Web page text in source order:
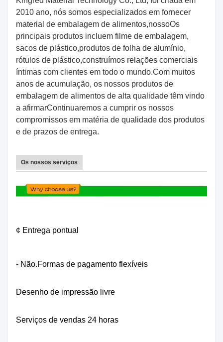
2010 ano, nós somos especializados em fornecer
material de embalagem de alimentos,nossoOs
principais produtos incluem filme de embalagem,
sacos de plástico,produtos de folha de alumínio,
rótulos de plástico,construímos relações comerciais
íntimas com clientes em todo o mundo.Com muitos
anos de acumulação, os nossos produtos de
embalagem de alimentos de alta qualidade têm vindo
a afirmarContinuaremos a cumprir os nossos
compromissos em matéria de qualidade dos produtos
e de prazos de entrega.
Os nossos serviços
¢ Entrega pontual
- Não.Formas de pagamento flexíveis
Desenho de impressão livre
Serviços de vendas 24 horas